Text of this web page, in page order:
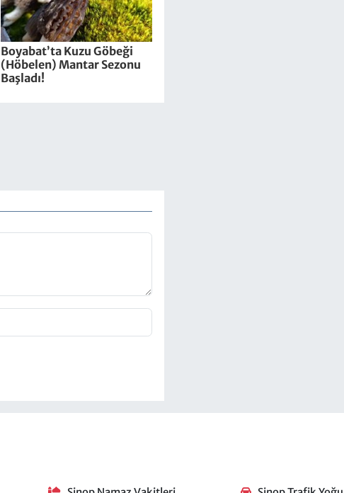
Boyabat’ta Kuzu Göbeği
(Höbelen) Mantar Sezonu
Başladı!